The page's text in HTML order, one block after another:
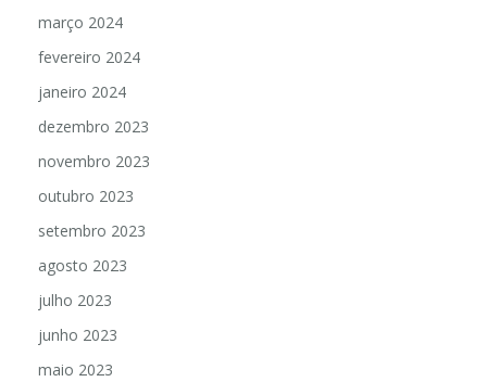
março 2024
fevereiro 2024
janeiro 2024
dezembro 2023
novembro 2023
outubro 2023
setembro 2023
agosto 2023
julho 2023
junho 2023
maio 2023